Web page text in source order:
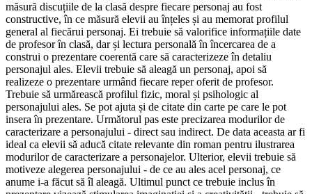
măsură discuțiile de la clasă despre fiecare personaj au fost
constructive, în ce măsură elevii au înțeles și au memorat profilul
general al fiecărui personaj. Ei trebuie să valorifice informațiile date
de profesor în clasă, dar și lectura personală în încercarea de a
construi o prezentare coerentă care să caracterizeze în detaliu
personajul ales. Elevii trebuie să aleagă un personaj, apoi să
realizeze o prezentare urmând fiecare reper oferit de profesor.
Trebuie să urmărească profilul fizic, moral și psihologic al
personajului ales. Se pot ajuta și de citate din carte pe care le pot
insera în prezentare. Următorul pas este precizarea modurilor de
caracterizare a personajului - direct sau indirect. De data aceasta ar fi
ideal ca elevii să aducă citate relevante din roman pentru ilustrarea
modurilor de caracterizare a personajelor. Ulterior, elevii trebuie să
motiveze alegerea personajului - de ce au ales acel personaj, ce
anume i-a făcut să îl aleagă. Ultimul punct ce trebuie inclus în